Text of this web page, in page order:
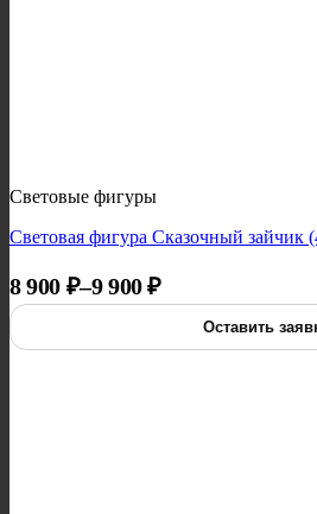
Световые фигуры
Световая фигура Сказочный зайчик
8 900 ₽–9 900₽
Диапазон цен: 8 900 ₽ – 9 900 ₽
Оставить